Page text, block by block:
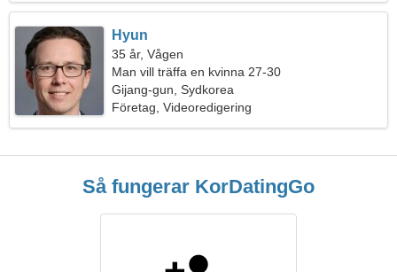
Hyun
35 år, Vågen
Man vill träffa en kvinna 27-30
Gijang-gun, Sydkorea
Företag, Videoredigering
Så fungerar KorDatingGo